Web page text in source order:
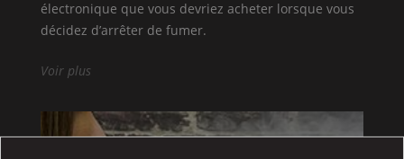
électronique que vous devriez acheter lorsque vous
décidez d’arrêter de fumer.
Voir plus